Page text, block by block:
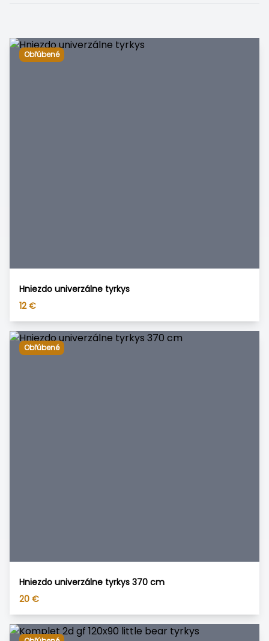
Obľúbené
Hniezdo univerzálne tyrkys
12 €
Obľúbené
Hniezdo univerzálne tyrkys 370 cm
20 €